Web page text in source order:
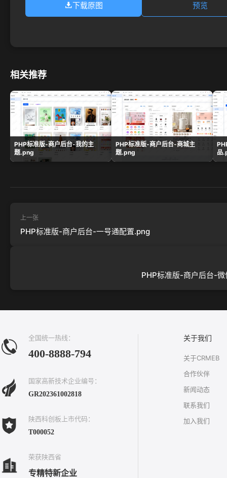
下载原图 预览
相关推荐
PHP标准版-商户后台-我的主
题.png
PHP标准版-商户后台-商城主
题.png
品
上一张
PHP标准版-商户后台-一号通配置.png
PHP标准版-商户后台-
全国统一热线：
400-8888-794
国家高新技术企业编号：
GR202361002818
陕西科创板上市代码：
T000052
荣获陕西省
专精特新企业
关于我们
关于CRMEB
合作伙伴
新闻动态
联系我们
加入我们